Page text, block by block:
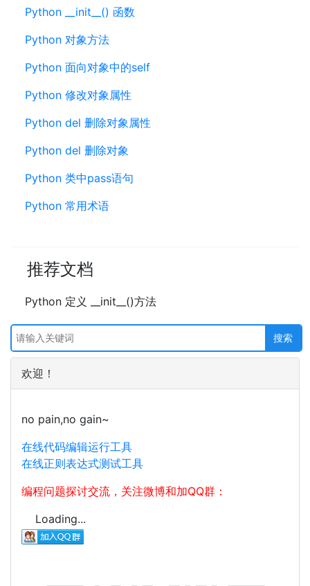
Python __init__() 函数
Python 对象方法
Python 面向对象中的self
Python 修改对象属性
Python del 删除对象属性
Python del 删除对象
Python 类中pass语句
Python 常用术语
推荐文档
Python 定义 __init__()方法
欢迎！
no pain,no gain~
在线代码编辑运行工具
在线正则表达式测试工具
编程问题探讨交流，关注微博和加QQ群：
Loading...